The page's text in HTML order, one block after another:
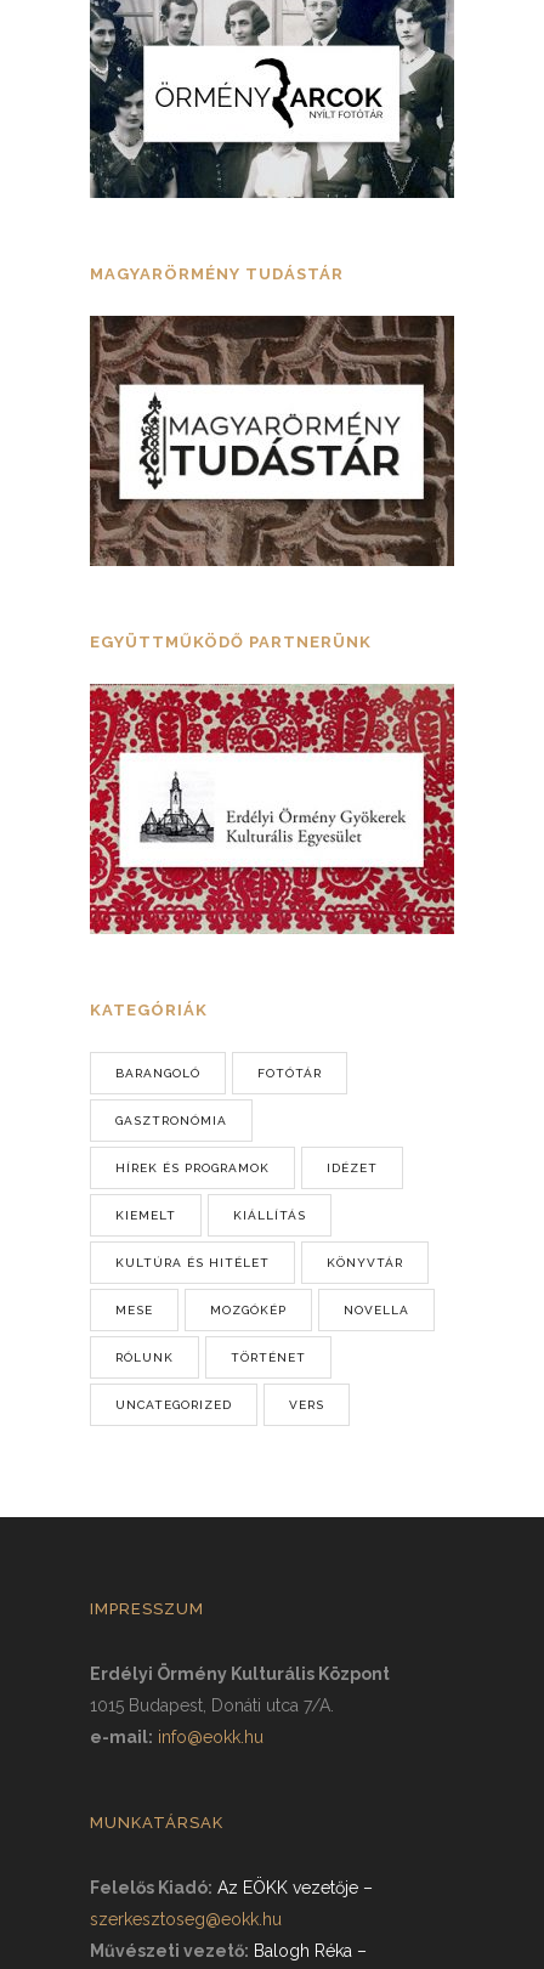
MAGYARÖRMÉNY TUDÁSTÁR
EGYÜTTMŰKÖDŐ PARTNERÜNK
KATEGÓRIÁK
BARANGOLÓ FOTÓTÁR
GASZTRONÓMIA
HÍREK ÉS PROGRAMOK IDÉZET
KIEMELT KIÁLLÍTÁS
KULTÚRA ÉS HITÉLET KÖNYVTÁR
MESE MOZGÓKÉP NOVELLA
RÓLUNK TÖRTÉNET
UNCATEGORIZED VERS
IMPRESSZUM
Erdélyi Örmény Kulturális Központ
1015 Budapest, Donáti utca 7/A.
e-mail: info@eokk.hu
MUNKATÁRSAK
Felelős Kiadó: Az EÖKK vezetője –
szerkesztoseg@eokk.hu
Művészeti vezető: Balogh Réka –